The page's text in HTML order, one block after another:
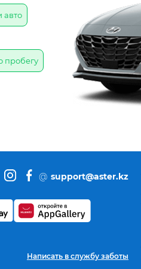
авто
пробегу
@ support@aster.kz
Написать в службу заботы